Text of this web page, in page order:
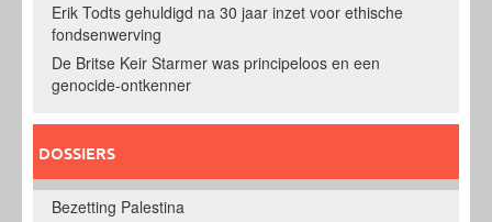
Erik Todts gehuldigd na 30 jaar inzet voor ethische
fondsenwerving
De Britse Keir Starmer was principeloos en een
genocide-ontkenner
DOSSIERS
Bezetting Palestina